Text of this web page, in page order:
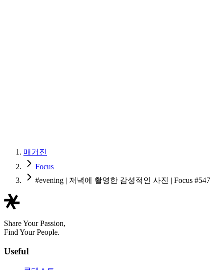
매거진
Focus
#evening | 저녁에 촬영한 감성적인 사진 | Focus #547
Share Your Passion,
Find Your People.
Useful